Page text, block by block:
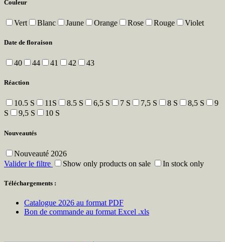
Couleur
Vert Blanc Jaune Orange Rose Rouge Violet
Date de floraison
40 44 41 42 43
Réaction
10.5 S 11S 8.5 S 6,5 S 7 S 7,5 S 8 S 8,5 S
9
S
9,5 S 10 S
Nouveautés
Nouveauté 2026
Valider le filtre
Show only products on sale In stock only
Téléchargements :
Catalogue 2026 au format PDF
Bon de commande au format Excel .xls